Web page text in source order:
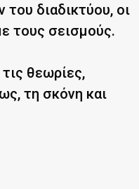
διαδικτύου, οι
τους σεισμούς.
θεωρίες,
τη σκόνη και